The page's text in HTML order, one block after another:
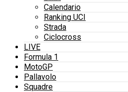
Calendario
Ranking UCI
Strada
Ciclocross
LIVE
Formula 1
MotoGP
Pallavolo
Squadre